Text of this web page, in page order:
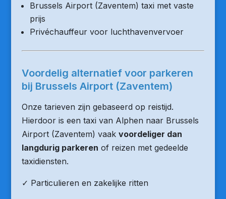
Brussels Airport (Zaventem) taxi met vaste
prijs
Privéchauffeur voor luchthavenvervoer
Voordelig alternatief voor parkeren
bij Brussels Airport (Zaventem)
Onze tarieven zijn gebaseerd op reistijd.
Hierdoor is een taxi van Alphen naar Brussels
Airport (Zaventem) vaak voordeliger dan
langdurig parkeren of reizen met gedeelde
taxidiensten.
✓ Particulieren en zakelijke ritten